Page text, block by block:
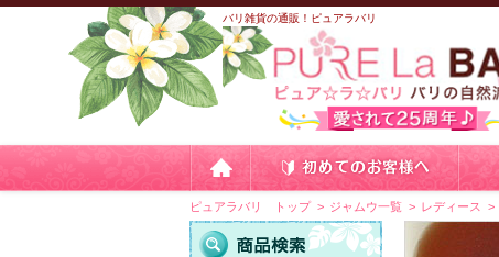
バリ雑貨の通販！ピュアラバリ
ピュアラバリ トップ ジャムウ一覧 レディース